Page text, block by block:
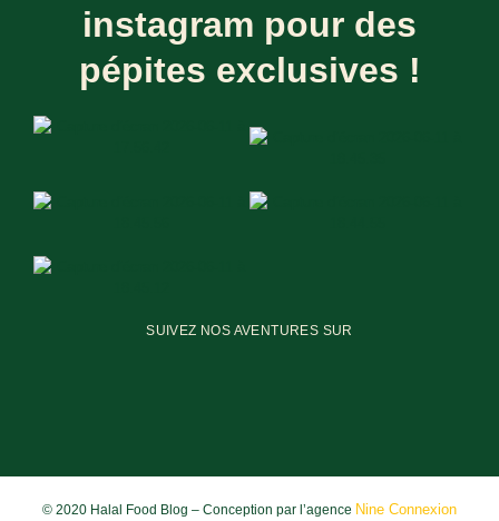
instagram pour des
pépites exclusives !
SUIVEZ NOS AVENTURES SUR
© 2020 Halal Food Blog – Conception par l’agence Nine Connexion